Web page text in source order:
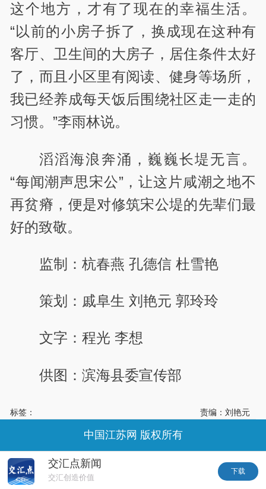
这个地方，才有了现在的幸福生活。
“以前的小房子拆了，换成现在这种有
客厅、卫生间的大房子，居住条件太好
了，而且小区里有阅读、健身等场所，
我已经养成每天饭后围绕社区走一走的
习惯。”李雨林说。
滔滔海浪奔涌，巍巍长堤无言。
“每闻潮声思宋公”，让这片咸潮之地不
再贫瘠，便是对修筑宋公堤的先辈们最
好的致敬。
监制：杭春燕 孔德信 杜雪艳
策划：戚阜生 刘艳元 郭玲玲
文字：程光 李想
供图：滨海县委宣传部
标签： 责编：刘艳元
交汇点新闻
交汇创造价值
下载
中国江苏网 版权所有